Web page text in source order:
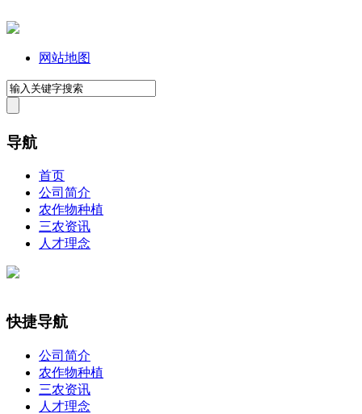
网站地图
导航
首页
公司简介
农作物种植
三农资讯
人才理念
快捷导航
公司简介
农作物种植
三农资讯
人才理念